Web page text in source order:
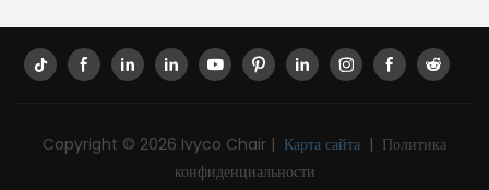
Copyright © 2026 Ivyco Chair | Карта сайта | Политика
конфиденциальности